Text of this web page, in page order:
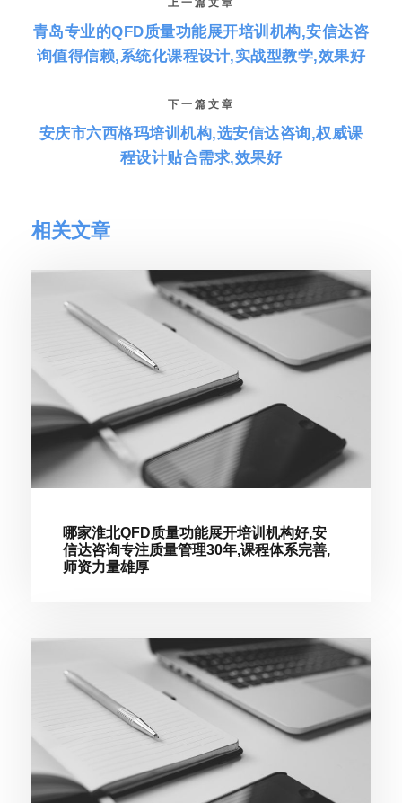
上一篇文章
青岛专业的QFD质量功能展开培训机构,安信达咨
询值得信赖,系统化课程设计,实战型教学,效果好
下一篇文章
安庆市六西格玛培训机构,选安信达咨询,权威课
程设计贴合需求,效果好
相关文章
哪家淮北QFD质量功能展开培训机构好,安
信达咨询专注质量管理30年,课程体系完善,
师资力量雄厚